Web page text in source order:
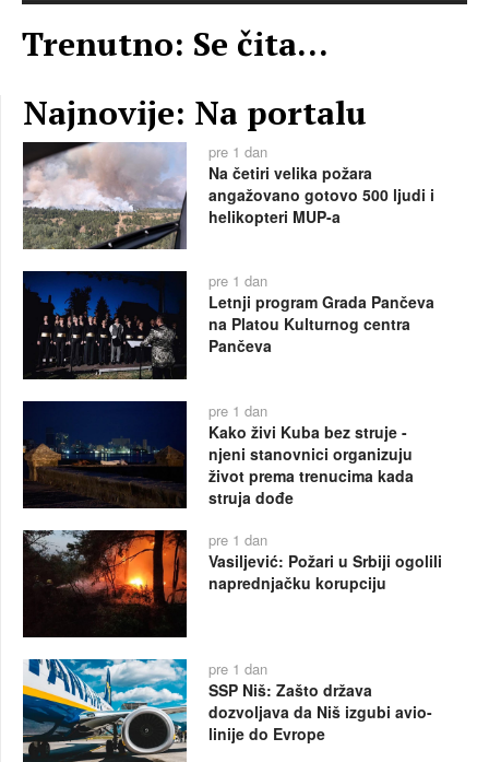
Trenutno: Se čita...
Najnovije: Na portalu
pre 1 dan
Na četiri velika požara
angažovano gotovo 500 ljudi i
helikopteri MUP-a
pre 1 dan
Letnji program Grada Pančeva
na Platou Kulturnog centra
Pančeva
pre 1 dan
Kako živi Kuba bez struje -
njeni stanovnici organizuju
život prema trenucima kada
struja dođe
pre 1 dan
Vasiljević: Požari u Srbiji ogolili
naprednjačku korupciju
pre 1 dan
SSP Niš: Zašto država
dozvoljava da Niš izgubi avio-
linije do Evrope